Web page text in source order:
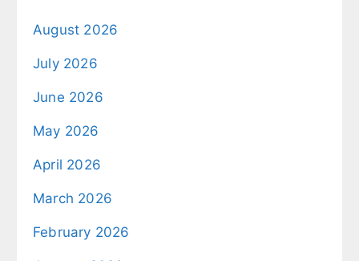
August 2026
July 2026
June 2026
May 2026
April 2026
March 2026
February 2026